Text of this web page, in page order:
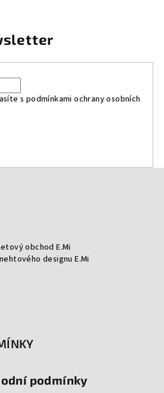
s podmínkami ochrany osobních
obchod E.Mi
designu E.Mi
podmínky